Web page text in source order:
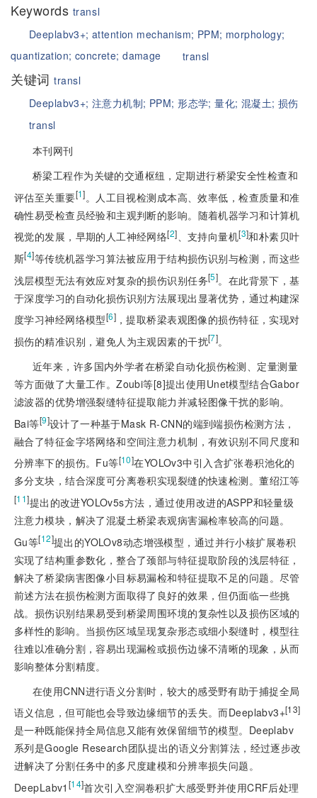
Keywords transl
Deeplabv3+;attention mechanism; PPM; morphology;
quantization; concrete;damage transl
关键词transl
Deeplabv3+;注意力机制; PPM;形态学;量化; 混凝土;损伤
transl
本刊网刊
桥梁工程作为关键的交通枢纽，定期进行桥梁安全性检查和
评估至关重要[1]。人工目视检测成本高、效率低，检查质量和准
确性易受检查员经验和主观判断的影响。随着机器学习和计算机
视觉的发展，早期的人工神经网络[2]、支持向量机[3]和朴素贝叶
斯[4]等传统机器学习算法被应用于结构损伤识别与检测，而这些
浅层模型无法有效应对复杂的损伤识别任务[5]。在此背景下，基
于深度学习的自动化损伤识别方法展现出显著优势，通过构建深
度学习神经网络模型[6] ，提取桥梁表观图像的损伤特征，实现对
损伤的精准识别，避免人为主观因素的干扰[7]。
近年来，许多国内外学者在桥梁自动化损伤检测、定量测量
等方面做了大量工作。Zoubi等[8]提出使用Unet模型结合Gabor
滤波器的优势增强裂缝特征提取能力并减轻图像干扰的影响。
Bai等[9]设计了一种基于Mask R-CNN的端到端损伤检测方法，
融合了特征金字塔网络和空间注意力机制，有效识别不同尺度和
分辨率下的损伤。Fu等[10]在YOLOv3中引入含扩张卷积池化的
多分支块，结合深度可分离卷积实现裂缝的快速检测。董绍江等
[11]提出的改进YOLOv5s方法，通过使用改进的ASPP和轻量级
注意力模块，解决了混凝土桥梁表观病害漏检率较高的问题。
Gu等[12]提出的YOLOv8动态增强模型，通过并行小核扩展卷积
实现了结构重参数化，整合了颈部与特征提取阶段的浅层特征，
解决了桥梁病害图像小目标易漏检和特征提取不足的问题。尽管
前述方法在损伤检测方面取得了良好的效果，但仍面临一些挑
战。损伤识别结果易受到桥梁周围环境的复杂性以及损伤区域的
多样性的影响。当损伤区域呈现复杂形态或细小裂缝时，模型往
往难以准确分割，容易出现漏检或损伤边缘不清晰的现象，从而
影响整体分割精度。
在使用CNN进行语义分割时，较大的感受野有助于捕捉全局
语义信息，但可能也会导致边缘细节的丢失。而Deeplabv3+[13]
是一种既能保持全局信息又能有效保留细节的模型。Deeplabv
系列是Google Research团队提出的语义分割算法，经过逐步改
进解决了分割任务中的多尺度建模和分辨率损失问题。
DeepLabv1 [14]首次引入空洞卷积扩大感受野并使用CRF后处理